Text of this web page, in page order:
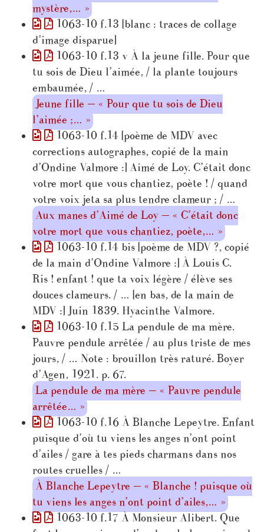
mystère,… »
1063-10 f.13 [blanc : traces de collage
d’image disparue]
1063-10 f.13 v À la jeune fille. Pour que
tu sois de Dieu l’aimée, / la plante toujours
embaumée, / …
Jeune fille — « Pour que tu sois de Dieu
l’aimée ;… »
1063-10 f.14 [poème de MDV avec
corrections autographes, copié de la main
d’Ondine Valmore :] Aimé de Loy. C’était donc
votre mort que vous chantiez, poète ! / quand
votre voix jeta sa plus tendre clameur ; / …
Aux manes d’Aimé de Loy — « C’était donc
votre mort que vous chantiez, poète,… »
1063-10 f.14 bis [poème de MDV ?, copié
de la main d’Ondine Valmore :] À Louis C.
Ris ! enfant ! que ta voix légère / élève ses
douces clameurs. / … [en bas, de la main de
MDV :] Juin 1839. Hyacinthe Valmore.
1063-10 f.15 La pendule de ma mère.
Pauvre pendule arrêtée / au plus triste de mes
jours, / … Note : brouillon très raturé. Boyer
d’Agen, 1921. p. 67.
La pendule de ma mère — « Pauvre pendule
arrêtée… »
1063-10 f.16 À Blanche Lepeytre. Enfant
puisque d’où tu viens les anges n’ont point
d’ailes / gare à tes pieds charmans dans nos
routes cruelles / …
À Blanche Lepeytre — « Blanche ! puisque où
tu viens les anges n’ont point d’ailes,… »
1063-10 f.17 À Monsieur Alibert. Que